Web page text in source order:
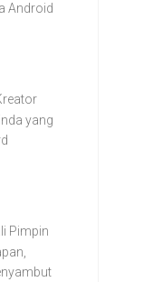
Android
yang
Pimpin